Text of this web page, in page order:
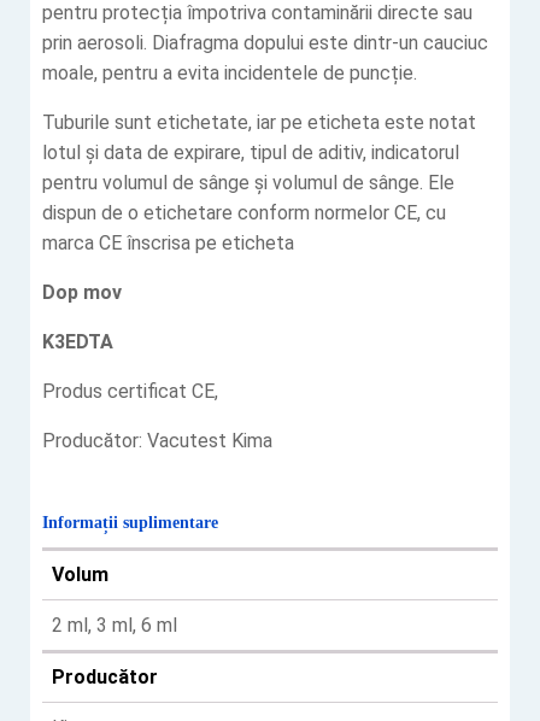
pentru protecția împotriva contaminării directe sau
prin aerosoli. Diafragma dopului este dintr-un cauciuc
moale, pentru a evita incidentele de puncție.
Tuburile sunt etichetate, iar pe eticheta este notat
lotul și data de expirare, tipul de aditiv, indicatorul
pentru volumul de sânge și volumul de sânge. Ele
dispun de o etichetare conform normelor CE, cu
marca CE înscrisa pe eticheta
Dop mov
K3EDTA
Produs certificat CE,
Producător: Vacutest Kima
Informații suplimentare
Volum
2 ml, 3 ml, 6 ml
Producător